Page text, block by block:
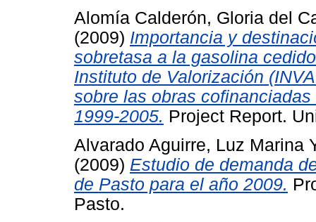
Alomía Calderón, Gloria del
(2009) Importancia y
sobretasa a la gasolina
Instituto de Valorización
sobre las obras
1999-2005. Project Report.
Alvarado Aguirre, Luz Marina
(2009) Estudio de demanda
de Pasto para el año 2009.
Pasto.